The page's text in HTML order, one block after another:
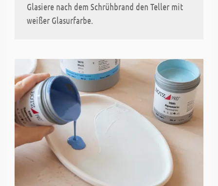
Glasiere nach dem Schrühbrand den Teller mit
weißer Glasurfarbe.